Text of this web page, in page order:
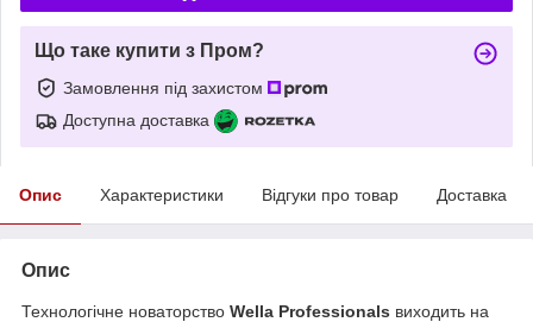
Що таке купити з Пром?
Замовлення під захистом
Доступна доставка
Опис Характеристики Відгуки про товар Доставка
Опис
Технологічне новаторство Wella Professionals виходить на